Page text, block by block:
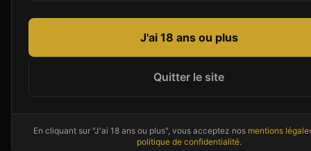
J'ai 18 ans ou plus
Quitter le site
En cliquant sur "J'ai 18 ans ou plus", vous acceptez nos mentions
politique de confidentialité.
Présentation deLA CAVERNE DE
Implanté à BOULOGNE BILLANCOURT en
cinéma ajoute une dimension sensuelle à votre